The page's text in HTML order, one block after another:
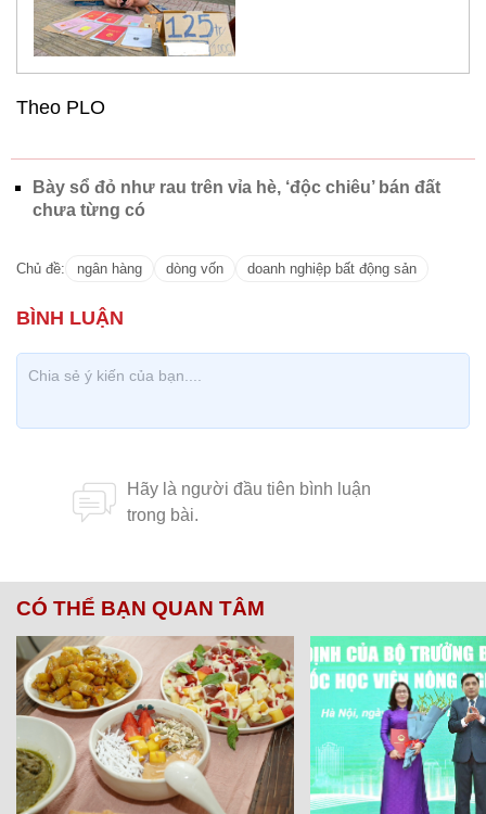
Theo PLO
Bày sổ đỏ như rau trên vỉa hè, ‘độc chiêu’ bán đất
chưa từng có
Chủ đề: ngân hàng dòng vốn doanh nghiệp bất động sản
CÓ THỂ BẠN QUAN TÂM